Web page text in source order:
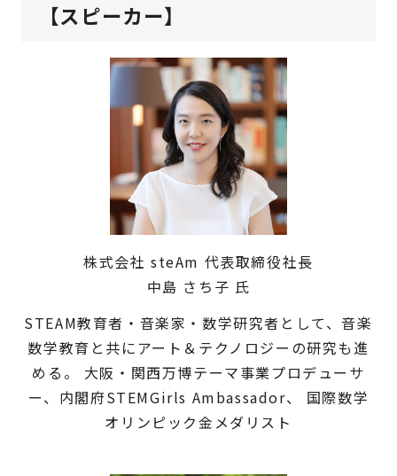
【スピーカー】
株式会社 steAm 代表取締役社長
中島 さち子 氏
STEAM教育者・音楽家・数学研究者として、音楽
数学教育と共にアート＆テクノロジーの研究も進
める。 大阪・関西万博テーマ事業プロデューサ
ー、内閣府STEMGirls Ambassador、 国際数学
オリンピック金メダリスト